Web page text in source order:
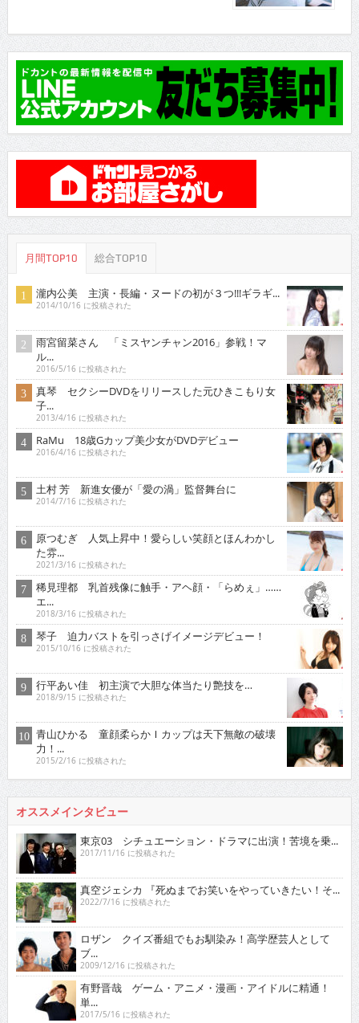
月間TOP10 総合TOP10
瀧内公美 主演・長編・ヌードの初が３つ!!!ギラギ...
2014/10/16 に投稿された
雨宮留菜さん 「ミスヤンチャン2016」参戦！マ
ル...
2016/5/16 に投稿された
真琴 セクシーDVDをリリースした元ひきこもり女
子...
2013/4/16 に投稿された
RaMu 18歳Gカップ美少女がDVDデビュー
2016/4/16 に投稿された
土村 芳 新進女優が「愛の渦」監督舞台に
2014/7/16 に投稿された
原つむぎ 人気上昇中！愛らしい笑顔とほんわかし
た雰...
2021/3/16 に投稿された
稀見理都 乳首残像に触手・アヘ顔・「らめぇ」……
エ...
2018/3/16 に投稿された
琴子 迫力バストを引っさげイメージデビュー！
2015/10/16 に投稿された
行平あい佳 初主演で大胆な体当たり艶技を…
2018/9/15 に投稿された
青山ひかる 童顔柔らかＩカップは天下無敵の破壊
力！...
2015/2/16 に投稿された
オススメインタビュー
東京03 シチュエーション・ドラマに出演！苦境を乗...
2017/11/16 に投稿された
真空ジェシカ 『死ぬまでお笑いをやっていきたい！そ...
2022/7/16 に投稿された
ロザン クイズ番組でもお馴染み！高学歴芸人として
ブ...
2009/12/16 に投稿された
有野晋哉 ゲーム・アニメ・漫画・アイドルに精通！
単...
2017/5/16 に投稿された